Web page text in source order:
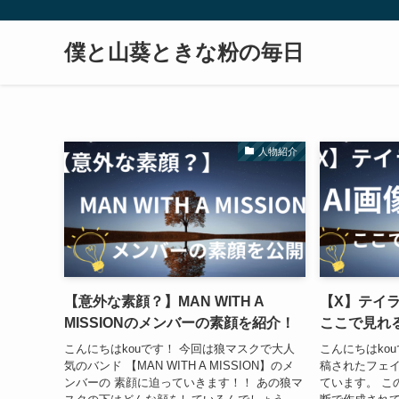
僕と山葵ときな粉の毎日
人物紹介
【意外な素顔？】MAN WITH A
MISSIONのメンバーの素顔を紹介！
こんにちはkouです！ 今回は狼マスクで大人
気のバンド 【MAN WITH A MISSION】のメ
ンバーの 素顔に迫っていきます！！ あの狼マ
【X】テイ
ここで見
こんにちは
稿されたフェ
ています。 こ